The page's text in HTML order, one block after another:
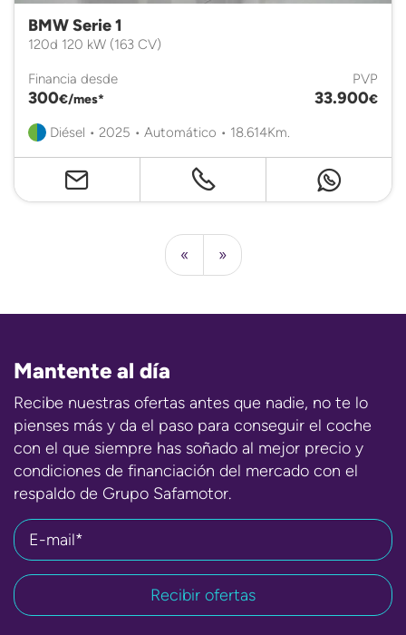
BMW Serie 1
120d 120 kW (163 CV)
Financia desde
300€/mes*
PVP
33.900€
Diésel • 2025 • Automático • 18.614Km.
« »
Mantente al día
Recibe nuestras ofertas antes que nadie, no te lo
pienses más y da el paso para conseguir el coche
con el que siempre has soñado al mejor precio y
condiciones de financiación del mercado con el
respaldo de Grupo Safamotor.
E-mail*